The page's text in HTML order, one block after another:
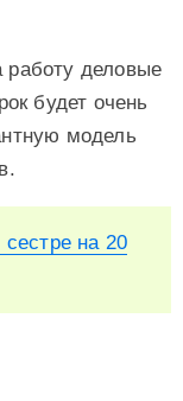
деловые
будет очень
модель
на 20